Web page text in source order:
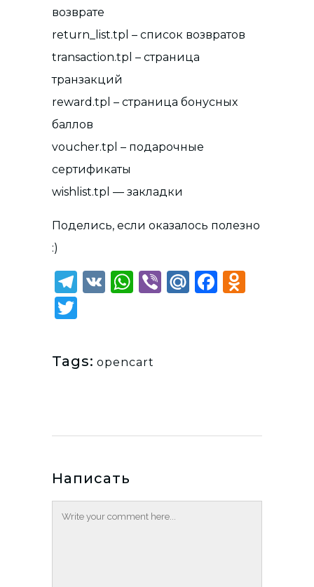
возврате
return_list.tpl – список возвратов
transaction.tpl – страница
транзакций
reward.tpl – страница бонусных
баллов
voucher.tpl – подарочные
сертификаты
wishlist.tpl — закладки
Поделись, если оказалось полезно
:)
Telegram
VK WhatsApp
ViberMail.Ru
Tags: opencart
Написать